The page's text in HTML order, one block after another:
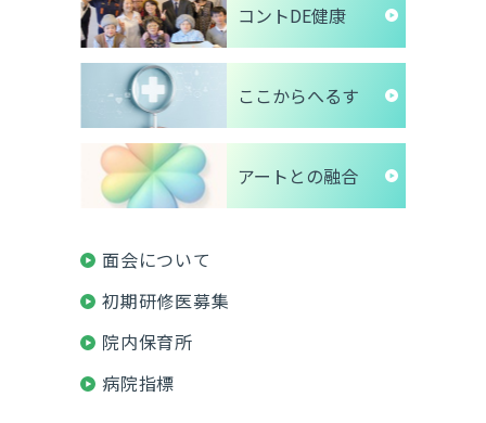
コントDE健康
ここからへるす
アートとの融合
面会について
初期研修医募集
院内保育所
病院指標